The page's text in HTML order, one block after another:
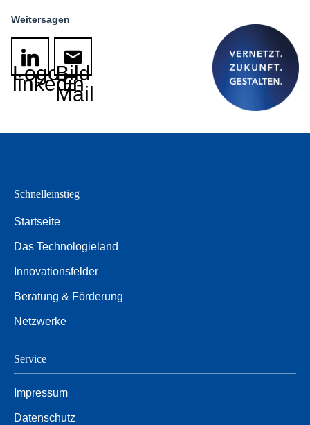
Weitersagen
Logo
linkedin
Bild
E-
Mail
Schnelleinstieg
Startseite
Das Technologieland
Innovationsfelder
Beratung & Förderung
Netzwerke
Service
Impressum
Datenschutz